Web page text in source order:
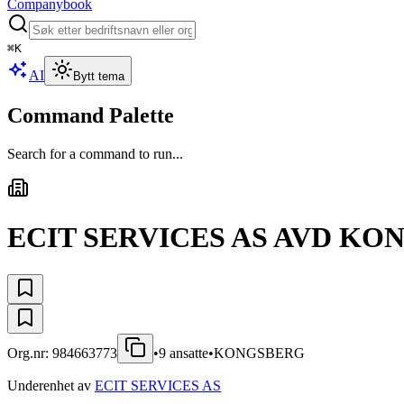
Companybook
⌘K
AI Bytt tema
Command Palette
Search for a command to run...
ECIT SERVICES AS AVD
Org.nr: 984663773 •9 ansatte•KONGSBERG
Underenhet av ECIT SERVICES AS